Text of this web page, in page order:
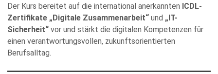
Der Kurs bereitet auf die international anerkannten ICDL-
Zertifikate „Digitale Zusammenarbeit“ und „IT-
Sicherheit“ vor und stärkt die digitalen Kompetenzen für
einen verantwortungsvollen, zukunftsorientierten
Berufsalltag.
Pflichtfelder
aus.
Please
leave
this
field
empty.